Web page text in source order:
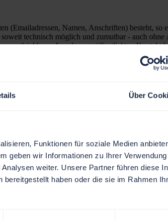
Über
Funktionen für soziale Medien
geben wir Informationen zu Ihrer
weiter. Unsere Partner führen diese
haben oder die sie im Rahmen
Namen, Anschriften) besteht, so
technisch möglich und zumutbar - auch
vergleichbarer Angaben veröffentlichten
gestattet. Rechtliche Schritte gegen die
wurde. Sofern Teile oder einzelne
und ihrer Gültigkeit davon unberührt.